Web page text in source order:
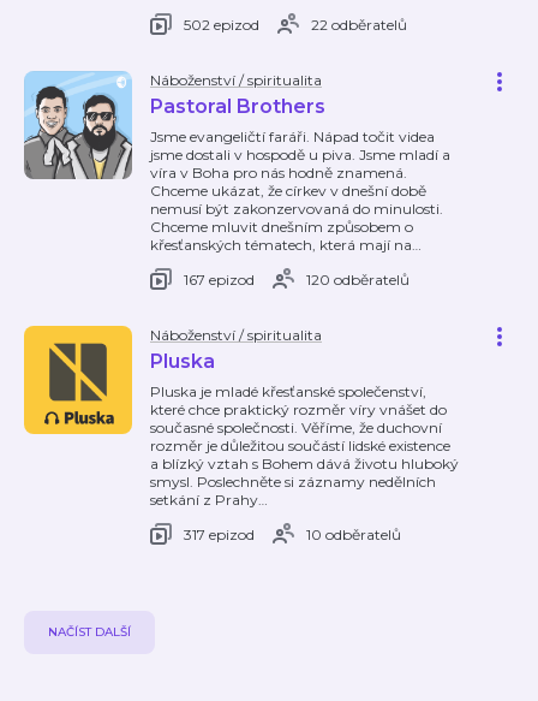
502 epizod
22 odběratelů
Náboženství / spiritualita
Pastoral Brothers
Jsme evangeličtí faráři. Nápad točit videa
jsme dostali v hospodě u piva. Jsme mladí a
víra v Boha pro nás hodně znamená.
Chceme ukázat, že církev v dnešní době
nemusí být zakonzervovaná do minulosti.
Chceme mluvit dnešním způsobem o
křesťanských tématech, která mají na…
167 epizod
120 odběratelů
Náboženství / spiritualita
Pluska
Pluska je mladé křesťanské společenství,
které chce praktický rozměr víry vnášet do
současné společnosti. Věříme, že duchovní
rozměr je důležitou součástí lidské existence
a blízký vztah s Bohem dává životu hluboký
smysl. Poslechněte si záznamy nedělních
setkání z Prahy…
317 epizod
10 odběratelů
NAČÍST DALŠÍ